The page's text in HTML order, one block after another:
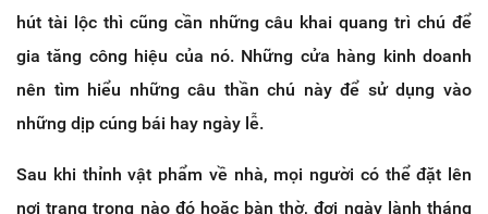
hút tài lộc thì cũng cần những câu khai quang trì chú để
gia tăng công hiệu của nó. Những cửa hàng kinh doanh
nên tìm hiểu những câu thần chú này để sử dụng vào
những dịp cúng bái hay ngày lễ.
Sau khi thỉnh vật phẩm về nhà, mọi người có thể đặt lên
nơi trang trọng nào đó hoặc bàn thờ, đợi ngày lành tháng